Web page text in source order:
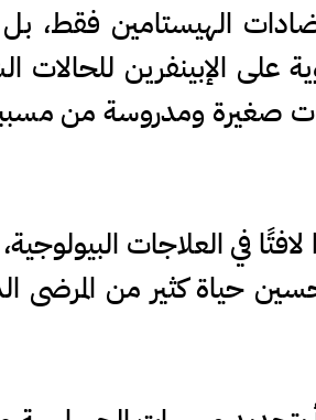
الهيستامين فقط،
على الإبينفرين
صغيرة ومدروسة من
لافتًا في العلاجات
حياة كثير من المرضى